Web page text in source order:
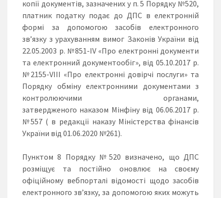
копії документів, зазначених у п. 5 Порядку №520,
платник податку подає до ДПС в електронній
формі за допомогою засобів електронного
зв’язку з урахуванням вимог Законів України від
22.05.2003 р. №851-IV «Про електронні документи
та електронний документообіг», від 05.10.2017 р.
№2155-VІІІ «Про електронні довірчі послуги» та
Порядку обміну електронними документами з
контролюючими органами,
затвердженого наказом Мінфіну від 06.06.2017 р.
№557 ( в редакції наказу Міністерства фінансів
України від 01.06.2020 №261).
Пунктом 8 Порядку №520 визначено, що ДПС
розміщує та постійно оновлює на своєму
офіційному вебпорталі відомості щодо засобів
електронного зв’язку, за допомогою яких можуть